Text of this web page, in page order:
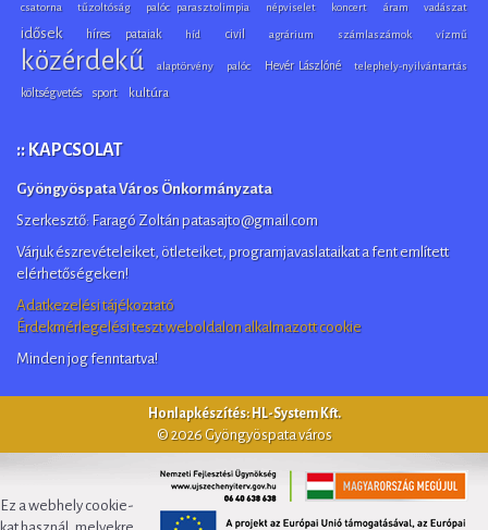
csatorna tűzoltóság palóc parasztolimpia népviselet koncert áram vadászat
idősek híres pataiak híd civil agrárium számlaszámok vízmű
közérdekű alaptörvény palóc Hevér Lászlóné telephely-nyilvántartás
költségvetés sport kultúra
:: KAPCSOLAT
Gyöngyöspata Város Önkormányzata
Szerkesztő: Faragó Zoltán patasajto@gmail.com
Várjuk észrevételeiket, ötleteiket, programjavaslataikat a fent említett
elérhetőségeken!
Adatkezelési tájékoztató
Érdekmérlegelési teszt weboldalon alkalmazott cookie
Minden jog fenntartva!
Honlapkészítés: HL-System Kft.
© 2026 Gyöngyöspata város
Ez a webhely cookie-